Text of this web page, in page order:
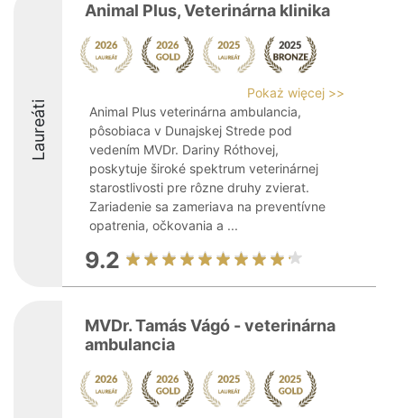
Laureáti
Animal Plus, Veterinárna klinika
Pokaż więcej >>
Animal Plus veterinárna ambulancia,
pôsobiaca v Dunajskej Strede pod
vedením MVDr. Dariny Róthovej,
poskytuje široké spektrum veterinárnej
starostlivosti pre rôzne druhy zvierat.
Zariadenie sa zameriava na preventívne
opatrenia, očkovania a ...
9.2
MVDr. Tamás Vágó - veterinárna
ambulancia